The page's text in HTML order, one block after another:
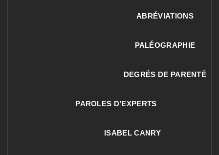
ABRÉVIATIONS
PALÉOGRAPHIE
DEGRÉS DE PARENTÉ
PAROLES D’EXPERTS
ISABEL CANRY